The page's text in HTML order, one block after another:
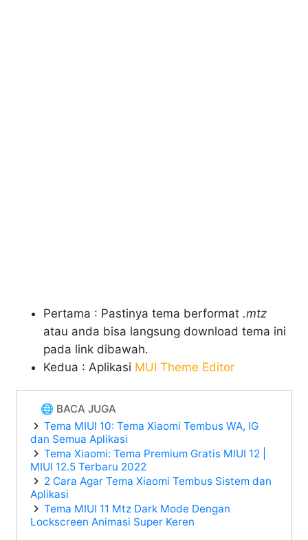
Pertama : Pastinya tema berformat.mtz
atau anda bisa langsung download tema ini
pada link dibawah.
Kedua : Aplikasi MUI Theme Editor
🌐 BACA JUGA
Tema MIUI 10: Tema Xiaomi Tembus WA, IG
dan Semua Aplikasi
Tema Xiaomi: Tema Premium Gratis MIUI 12 |
MIUI 12.5 Terbaru 2022
2 Cara Agar Tema Xiaomi Tembus Sistem dan
Aplikasi
Tema MIUI 11 Mtz Dark Mode Dengan
Lockscreen Animasi Super Keren